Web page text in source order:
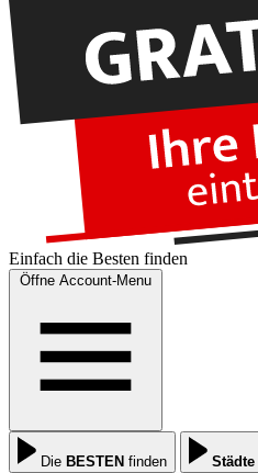
Einfach die Besten finden
Öffne Account-Menu
Die BESTEN finden Städte